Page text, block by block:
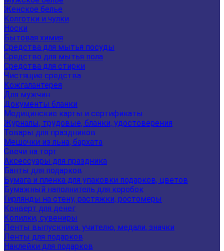
Женское белье
Колготки и чулки
Носки
Бытовая химия
Средства для мытья посуды
Средство для мытья пола
Средства для стирки
Чистящие средства
Кожгалантерея
Для мужчин
Документы бланки
Медицинские карты и сертификаты
Журналы, трудовые, бланки, удостоверения
Товары для праздников
Мешочки из льна, бархата
Свечи на торт
Аксессуары для праздника
Банты для подарков
Бумага и пленка для упаковки подарков, цветов
Бумажный наполнитель для коробок
Гирлянды на стену, растяжки, ростомеры
Конверт для денег
Копилки, сувениры
Ленты выпускника, учителю, медали, значки
Ленты для подарков
Наклейки для подарков